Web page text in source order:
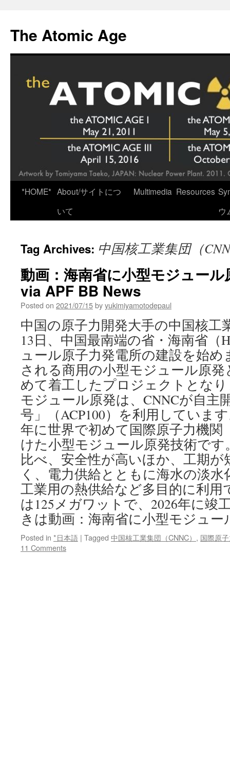
content
The Atomic Age
*HOME* About/サイトにつ
いて
Multimedia Resources
ウ
Tag Archives: 中国核工業集団（
動画：海南省に小型モジュー
via APF BB News
Posted on 2021/07/15byyukimiyamotodepaul
中国の原子力開発大手の中国核工
13日、中国最南端の省・海南省（
ュール原子力発電所の建設を始
される商用の小型モジュール原
めて着工したプロジェクトとな
モジュール原発は、CNNCが自主
号」（ACP100）を利用していま
年に世界で初めて国際原子力機関
けた小型モジュール原発技術で
比べ、安全性が高いほか、工期
く、電力供給とともに海水の淡
工業用の熱供給など多目的に利用
は125メガワットで、2026年に竣
きは動画：海南省に小型モジュー
Posted in *日本語 | Tagged 中国核工業集団（CNNC） , 国際原
11 Comments